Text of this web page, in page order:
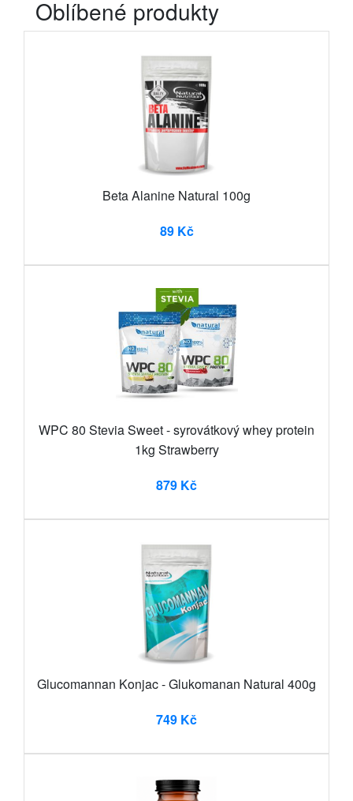
Oblíbené produkty
Beta Alanine Natural 100g
89 Kč
WPC 80 Stevia Sweet - syrovátkový whey protein
1kg Strawberry
879 Kč
Glucomannan Konjac - Glukomanan Natural 400g
749 Kč